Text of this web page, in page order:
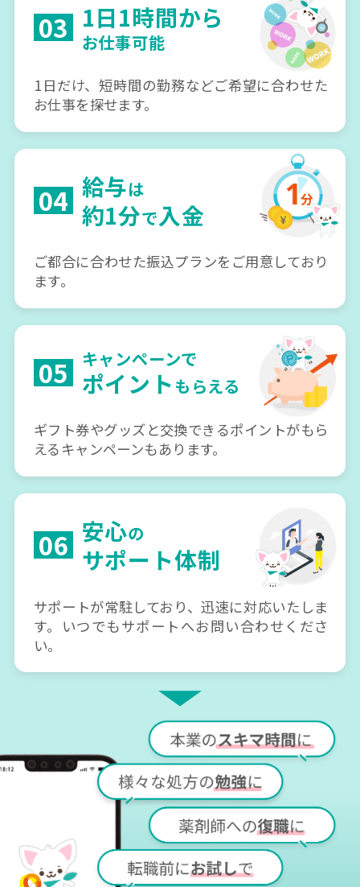
03 1日1時間から
お仕事可能
1日だけ、短時間の勤務などご希望に合わせた
お仕事を探せます。
04 給与は
約1分で入金
ご都合に合わせた振込プランをご用意しており
ます。
05 キャンペーンで
ポイント もらえる
ギフト券やグッズと交換できるポイントがもら
えるキャンペーンもあります。
06 安心の
サポート体制
サポートが常駐しており、迅速に対応いたしま
す。いつでもサポートへお問い合わせくださ
い。